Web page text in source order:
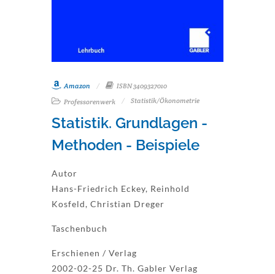
Amazon
ISBN 3409327010
Professorenwerk
Statistik/Ökonometrie
Statistik. Grundlagen -
Methoden - Beispiele
Autor
Hans-Friedrich Eckey, Reinhold
Kosfeld, Christian Dreger
Taschenbuch
Erschienen / Verlag
2002-02-25 Dr. Th. Gabler Verlag